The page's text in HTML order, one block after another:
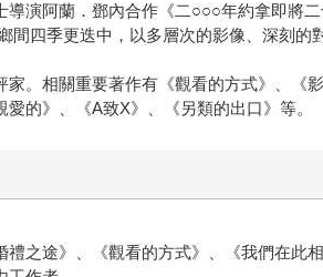
演阿蘭．鄧內合作《二○○○年約拿即將
間四季更迭中，以多層次的影像、深刻的
。相關重要著作有《觀看的方式》、
的》、《A致X》、《另類的出口》等。
之途》、《觀看的方式》、《我們在